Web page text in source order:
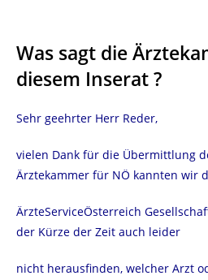
Was sagt die
diesem Inserat ?
Sehr geehrter Herr Reder,
vielen Dank für die Übermittlung
Ärztekammer für NÖ kannten wir
ÄrzteServiceÖsterreich
der Kürze der Zeit auch leider
nicht herausfinden, welcher Arzt